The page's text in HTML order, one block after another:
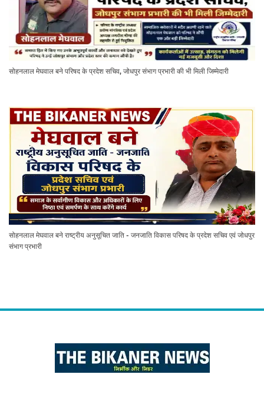
सोहनलाल मेघवाल बने परिषद के प्रदेश सचिव, जोधपुर संभाग प्रभारी की भी मिली जिम्मेदारी
सोहनलाल मेघवाल बने राष्ट्रीय अनुसूचित जाति - जनजाति विकास परिषद के प्रदेश सचिव एवं जोधपुर
संभाग प्रभारी